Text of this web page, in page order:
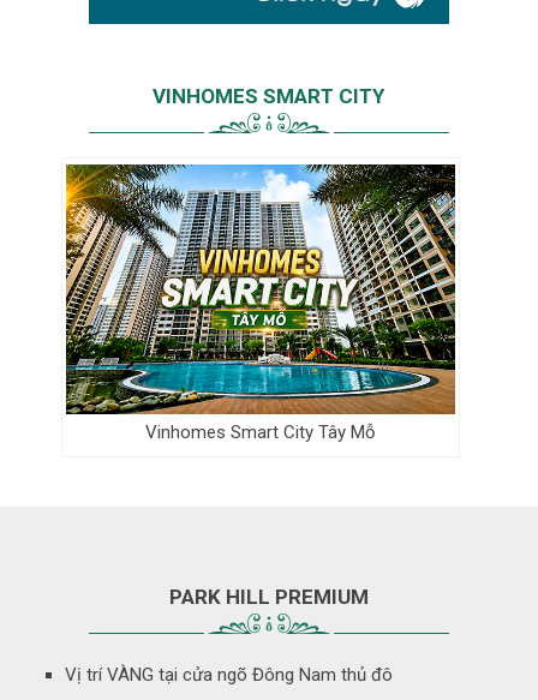
VINHOMES SMART CITY
Vinhomes Smart City Tây Mỗ
PARK HILL PREMIUM
Vị trí VÀNG tại cửa ngõ Đông Nam thủ đô